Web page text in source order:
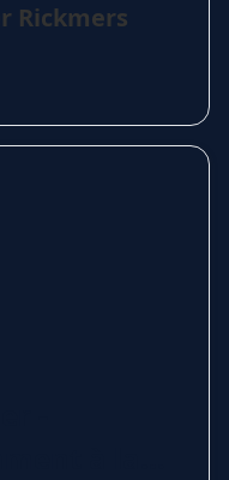
Rickmers